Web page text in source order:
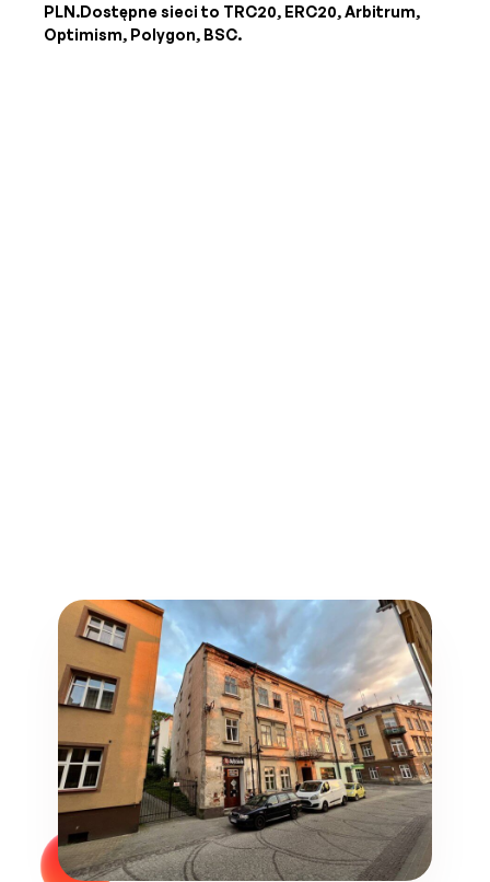
PLN.Dostępne sieci to TRC20, ERC20, Arbitrum,
Optimism, Polygon, BSC.